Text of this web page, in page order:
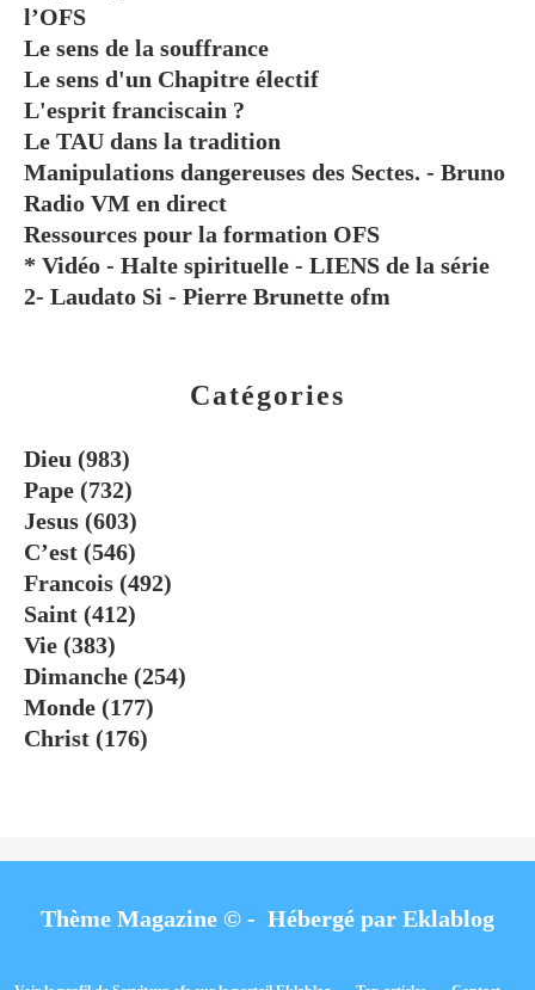
Catégories
Dieu (983)
Pape (732)
Jesus (603)
C’est (546)
Francois (492)
Saint (412)
Vie (383)
Dimanche (254)
Monde (177)
Christ (176)
l’OFS
Le sens de la souffrance
Le sens d'un Chapitre électif
L'esprit franciscain ?
Le TAU dans la tradition
Manipulations dangereuses des Sectes. - Bruno
Radio VM en direct
Ressources pour la formation OFS
* Vidéo - Halte spirituelle - LIENS de la série
2- Laudato Si - Pierre Brunette ofm
Thème Magazine © - Hébergé par Eklablog